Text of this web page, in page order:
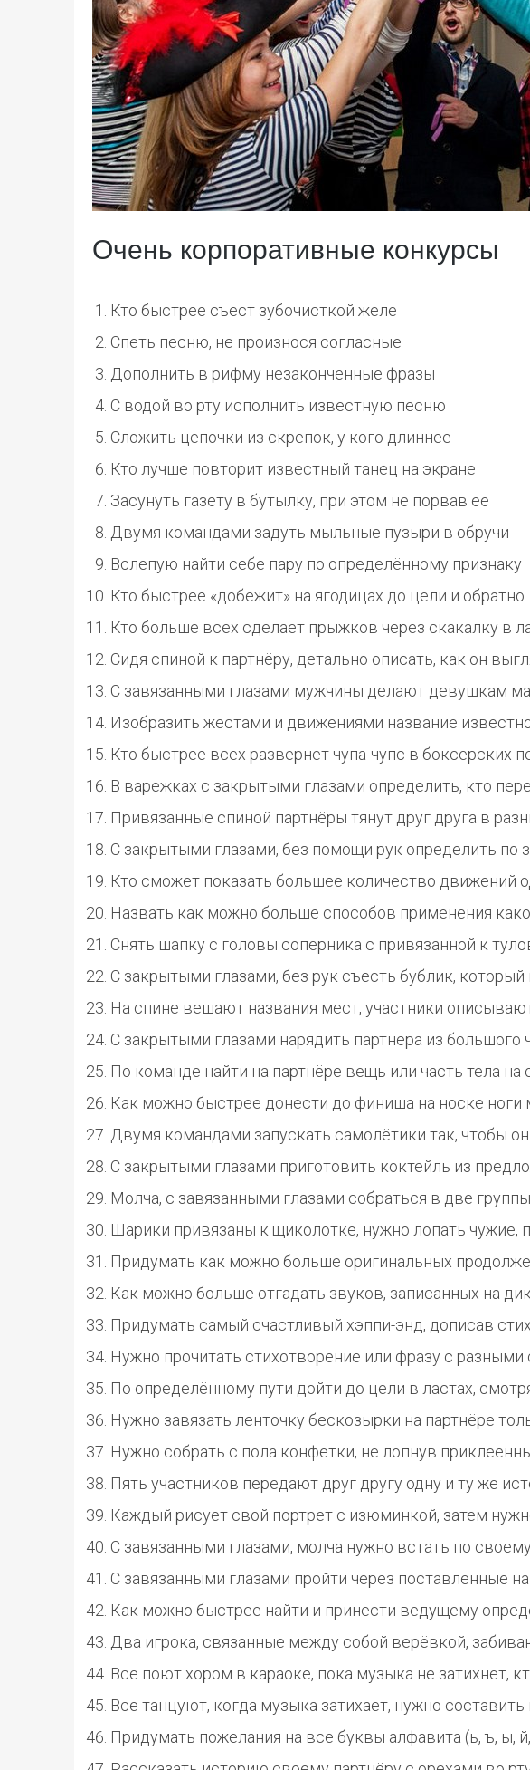
Очень корпоративные конкурсы
Кто быстрее съест зубочисткой желе
Спеть песню, не произнося согласные
Дополнить в рифму незаконченные фразы
С водой во рту исполнить известную песню
Сложить цепочки из скрепок, у кого длиннее
Кто лучше повторит известный танец на экране
Засунуть газету в бутылку, при этом не порвав её
Двумя командами задуть мыльные пузыри в обручи
Вслепую найти себе пару по определённому признаку
Кто быстрее «добежит» на ягодицах до цели и обратно
Кто больше всех сделает прыжков через скакалку в
Сидя спиной к партнёру, детально описать, как он
С завязанными глазами мужчины делают девушкам
Изобразить жестами и движениями название
Кто быстрее всех развернет чупа-чупс в боксерских
В варежках с закрытыми глазами определить, кто
Привязанные спиной партнёры тянут друг друга в
С закрытыми глазами, без помощи рук определить по
Кто сможет показать большее количество движений
Назвать как можно больше способов применения
Снять шапку с головы соперника с привязанной к
С закрытыми глазами, без рук съесть бублик, который
На спине вешают названия мест, участники
С закрытыми глазами нарядить партнёра из большого
По команде найти на партнёре вещь или часть тела
Как можно быстрее донести до финиша на носке ноги
Двумя командами запускать самолётики так, чтобы
С закрытыми глазами приготовить коктейль из
Молча, с завязанными глазами собраться в две
Шарики привязаны к щиколотке, нужно лопать чужие,
Придумать как можно больше оригинальных
Как можно больше отгадать звуков, записанных на
Придумать самый счастливый хэппи-энд, дописав
Нужно прочитать стихотворение или фразу с
По определённому пути дойти до цели в ластах,
Нужно завязать ленточку бескозырки на партнёре
Нужно собрать с пола конфетки, не лопнув
Пять участников передают друг другу одну и ту же
Каждый рисует свой портрет с изюминкой, затем
С завязанными глазами, молча нужно встать по
С завязанными глазами пройти через поставленные
Как можно быстрее найти и принести ведущему
Два игрока, связанные между собой верёвкой,
Все поют хором в караоке, пока музыка не затихнет,
Все танцуют, когда музыка затихает, нужно
Придумать пожелания на все буквы алфавита (ь, ъ, ы,